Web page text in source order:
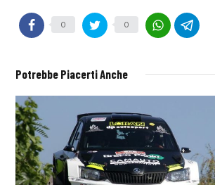
0 0
Potrebbe Piacerti Anche